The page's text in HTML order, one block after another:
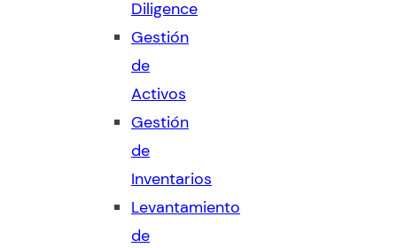
Diligence
Gestión
de
Activos
Gestión
de
Inventarios
Levantamiento
de